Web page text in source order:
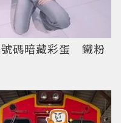
號碼暗藏彩蛋 鐵粉